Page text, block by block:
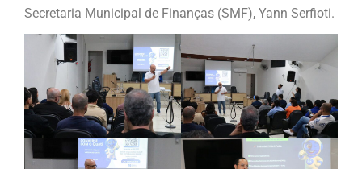
Secretaria Municipal de Finanças (SMF), Yann Serfioti.